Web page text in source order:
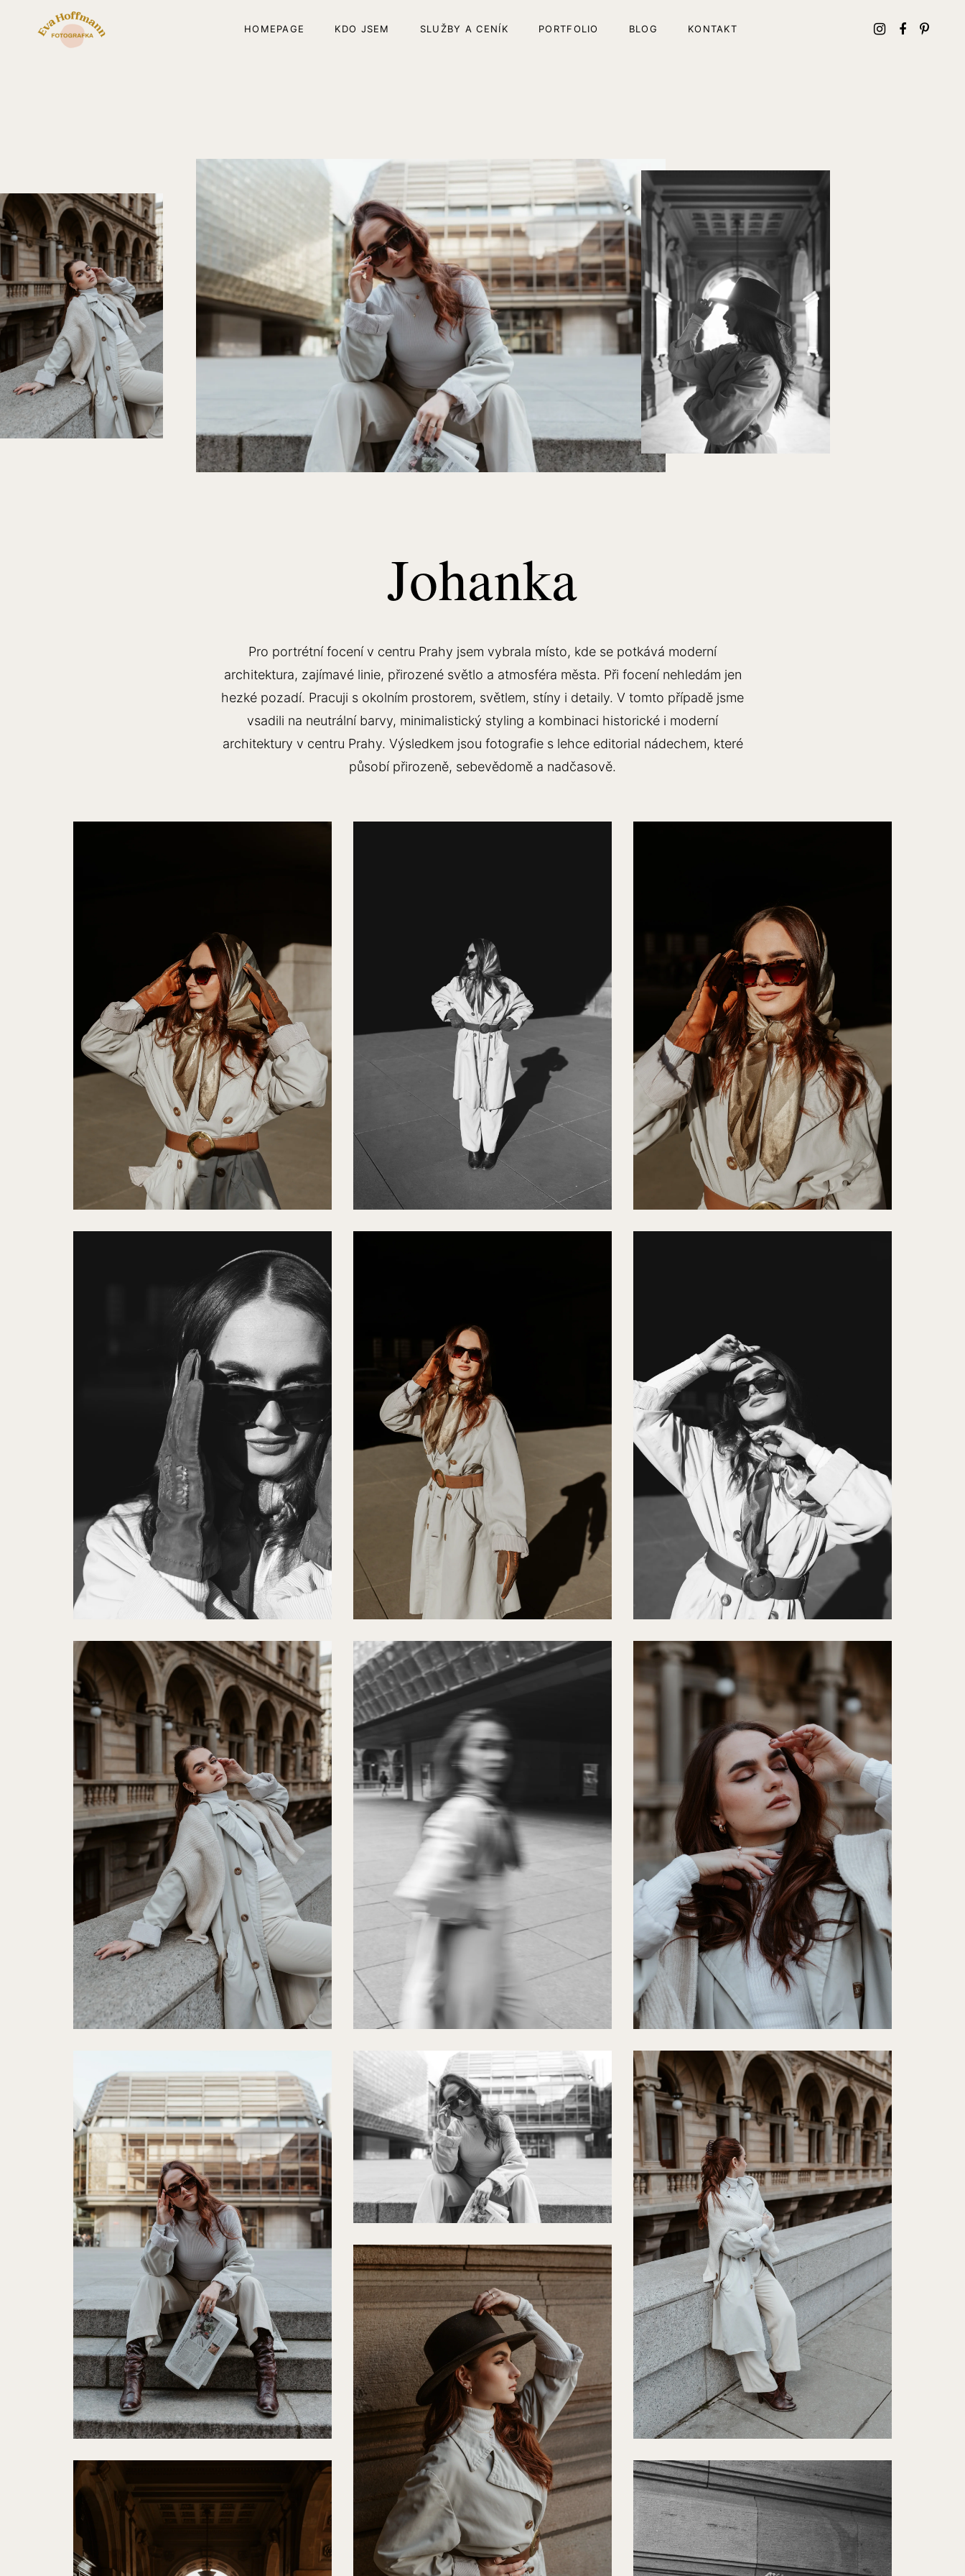
HOMEPAGE KDO JSEM SLUŽBY A CENÍK PORTFOLIO BLOG KONTAKT
Johanka
Pro portrétní focení v centru Prahy jsem vybrala místo, kde se potkává moderní
architektura, zajímavé linie, přirozené světlo a atmosféra města. Při focení nehledám jen
hezké pozadí. Pracuji s okolním prostorem, světlem, stíny i detaily. V tomto případě jsme
vsadili na neutrální barvy, minimalistický styling a kombinaci historické i moderní
architektury v centru Prahy. Výsledkem jsou fotografie s lehce editorial nádechem, které
působí přirozeně, sebevědomě a nadčasově.